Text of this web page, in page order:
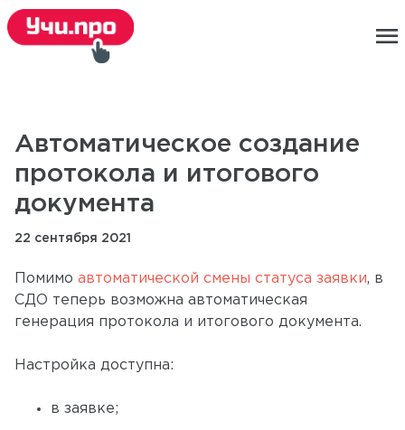
menu
Автоматическое создание
протокола и итогового
документа
22 сентября 2021
Помимо автоматической смены статуса заявки, в
СДО теперь возможна автоматическая
генерация протокола и итогового документа.
Настройка доступна:
в заявке;